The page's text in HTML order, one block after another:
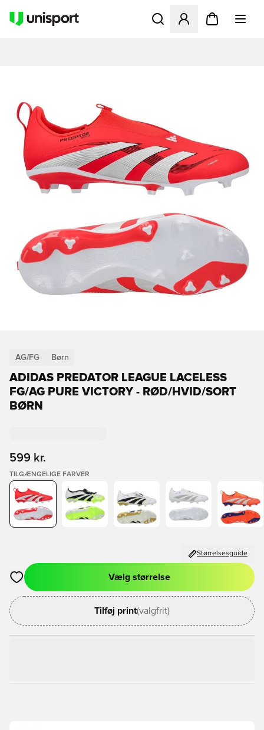
Åbner en Modal til at
AG/FG Børn
ADIDAS PREDATOR LEAGUE LACELESS
FG/AG PURE VICTORY - RØD/HVID/SORT
BØRN
599 kr.
TILGÆNGELIGE FARVER
Størrelsesguide
Åbner en Modal til at logge ind eller tilmelde dig som medlem
Vælg størrelse
Tilføj print(valgfrit)